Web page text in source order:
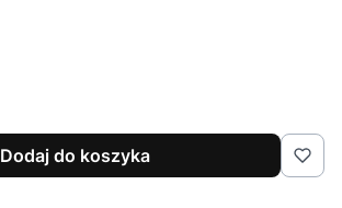
Dodaj do koszyka